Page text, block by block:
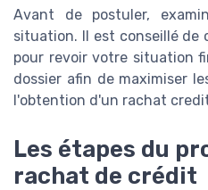
Avant de postuler,
situation. Il est conseillé de
pour revoir votre situation
dossier afin de maximiser
l'obtention d'un rachat
Les étapes du
rachat de crédit